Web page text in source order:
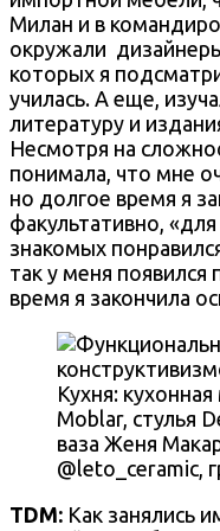
Милан и в
окружали
которых я
училась. А еще,
литературу и
Несмотря на
понимала, что мне
но долгое время я
факультативно, «для
знакомых
так у меня появился
время я закончила
Кухня:
Moblar, стулья
ваза Женя
@leto_ceramic,
TDM: Как занялись